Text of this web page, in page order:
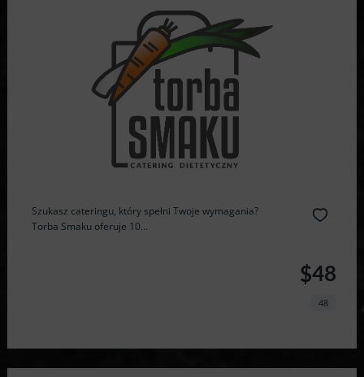
Szukasz cateringu, który spełni Twoje wymagania?
Torba Smaku oferuje 10...
$48
48